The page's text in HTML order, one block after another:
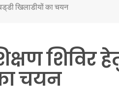
खिलाडीयों का चयन
शिविर
चयन